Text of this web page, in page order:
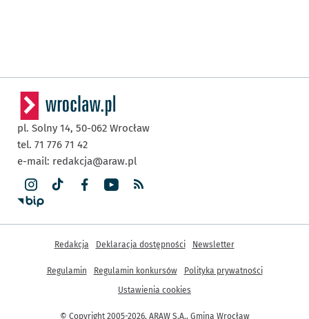
pl. Solny 14, 50-062 Wrocław
tel. 71 776 71 42
e-mail: redakcja@araw.pl
© Copyright 2005-2026, ARAW S.A., Gmina Wrocław
Inne informacje
Redakcja Deklaracja dostępności Newsletter
Regulamin Regulamin konkursów
Polityka prywatności
Ustawienia cookies